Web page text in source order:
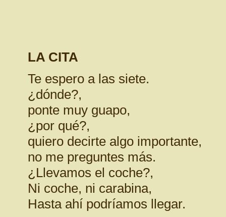
LA CITA
Te espero a las siete.
¿dónde?,
ponte muy guapo,
¿por qué?,
quiero decirte algo importante,
no me preguntes más.
¿Llevamos el coche?,
Ni coche, ni carabina,
Hasta ahí podríamos llegar.